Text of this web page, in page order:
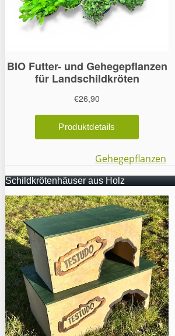
Gehegepflanzen
Schildkrötenhäuser aus Holz